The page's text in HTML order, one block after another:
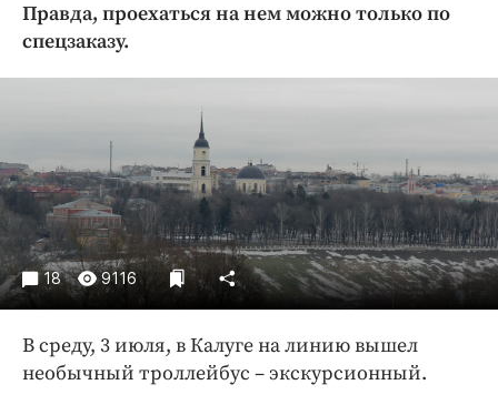
Благоустройство
Недвижимость и ЖКХ
Образование
Общество
Погода
Праздники
Происшествия
Экономика и бизнес
Правда, проехаться на нем можно только по
спецзаказу.
18 9116
В среду, 3 июля, в Калуге на линию вышел
необычный троллейбус – экскурсионный.